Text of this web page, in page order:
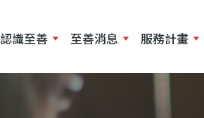
認識至善 至善消息 服務計畫